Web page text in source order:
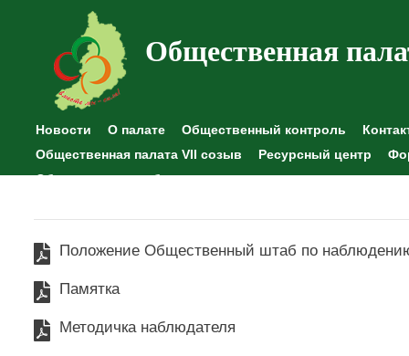
Общественная
Новости О палате Общественный контроль
Общественная палата VII созыв
Ресурсный центр
Общественные наблюдения
Положение Общественный штаб по
Памятка
Методичка наблюдателя